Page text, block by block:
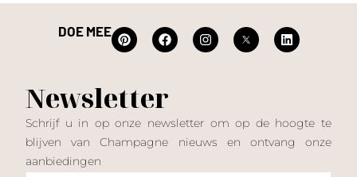
DOE MEE
Newsletter
Schrijf u in op onze newsletter om op de hoogte te
blijven van Champagne nieuws en ontvang onze
aanbiedingen